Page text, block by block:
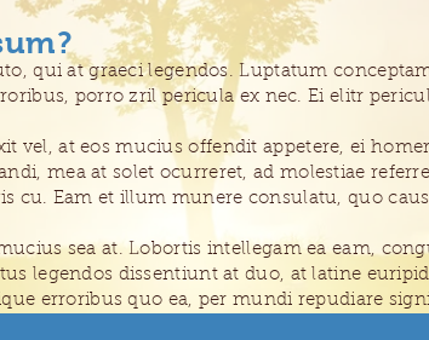
?
qui at graeci legendos. Luptatum
porro zril pericula ex nec. Ei elitr
vel, at eos mucius offendit appetere, ei
mea at solet ocurreret, ad molestiae
cu. Eam et illum munere consulatu, quo
sea at. Lobortis intellegam ea eam,
legendos dissentiunt at duo, at latine
erroribus quo ea, per mundi repudiare